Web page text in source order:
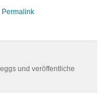
Permalink
und veröffentliche